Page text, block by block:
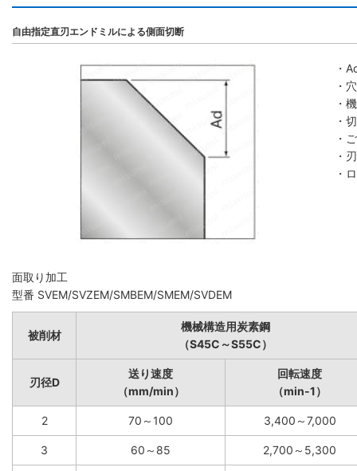
自由指定直刃エンドミルによる側面切断
・
・
・
・
・
・
・
面取り加工
型番 SVEM/SVZEM/SMBEM/SMEM/SVDEM
被削材
機械構造用炭素鋼
（S45C～S55C）
刃径D
送り速度
（mm/min）
回転速度
（min-1）
2 70～100 3,400～7,000
3 60～85 2,700～5,300